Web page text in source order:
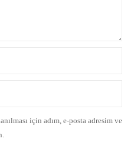
için adım, e-posta adresim ve